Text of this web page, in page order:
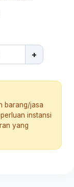
+
barang/jasa
instansi
yang